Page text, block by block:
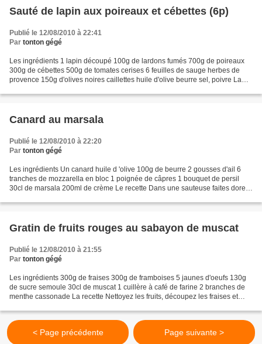
Sauté de lapin aux poireaux et cébettes (6p)
Publié le 12/08/2010 à 22:41
Par tonton gégé
Les ingrédients 1 lapin découpé 100g de lardons fumés 700g de poireaux
300g de cébettes 500g de tomates cerises 6 feuilles de sauge herbes de
provence 150g d'olives noires caillettes huile d'olive beurre sel, poivre La
Canard au marsala
Publié le 12/08/2010 à 22:20
Par tonton gégé
Les ingrédients Un canard huile d 'olive 100g de beurre 2 gousses d'ail 6
tranches de mozzarella en bloc 1 poignée de câpres 1 bouquet de persil
30cl de marsala 200ml de crème Le recette Dans une sauteuse faites dorer
Gratin de fruits rouges au sabayon de muscat
Publié le 12/08/2010 à 21:55
Par tonton gégé
Les ingrédients 300g de fraises 300g de framboises 5 jaunes d'oeufs 130g
de sucre semoule 30cl de muscat 1 cuillère à café de farine 2 branches de
menthe cassonade La recette Nettoyez les fruits, découpez les fraises et
< Page précédente Page suivante >